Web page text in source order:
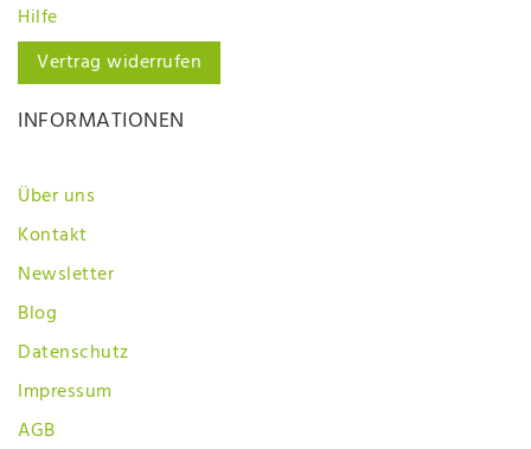
Hilfe
Vertrag widerrufen
INFORMATIONEN
Über uns
Kontakt
Newsletter
Blog
Datenschutz
Impressum
AGB